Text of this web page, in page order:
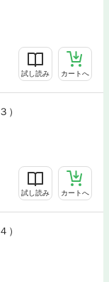
試し読み カートへ
）
試し読み カートへ
）